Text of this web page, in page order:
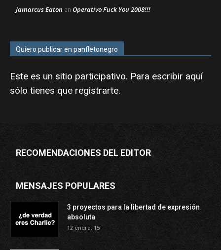
Jamarcus Eaton en Operativo Fuck You 2008!!!
Quiero publicar en panfletonegro
Este es un sitio participativo. Para escribir aquí
sólo tienes que registrarte.
RECOMENDACIONES DEL EDITOR
MENSAJES POPULARES
3 proyectos para la libertad de expresión
absoluta
12 enero, 15